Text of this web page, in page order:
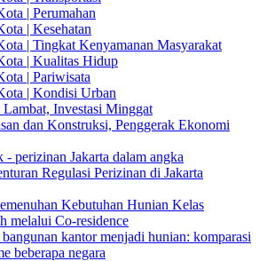
| Perumahan
| Kesehatan
| Tingkat Kenyamanan Masyarakat
| Kualitas Hidup
| Pariwisata
| Kondisi Urban
Lambat, Investasi Minggat
dan Konstruksi, Penggerak Ekonomi
perizinan Jakarta dalam angka
Regulasi Perizinan di Jakarta
Kebutuhan Hunian Kelas
melalui Co-residence
kantor menjadi hunian: komparasi
beberapa negara